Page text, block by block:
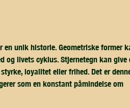
unik historie. Geometriske former
og livets cyklus. Stjernetegn kan give
loyalitet eller frihed. Det er
som en konstant påmindelse om